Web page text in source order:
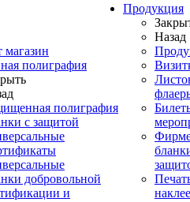
магазин
полиграфия
полиграфия
с защитой
добровольной
и
Продукция
Назад